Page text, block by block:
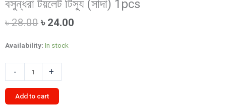
বসুন্ধরা টয়লেট টিস্যু (সাদা) 1pcs
৳28.00 Original
was:
৳ 24.00
Availability: In stock
-
টয়লেট
টিস্যু
(সাদা)
+
Add to cart